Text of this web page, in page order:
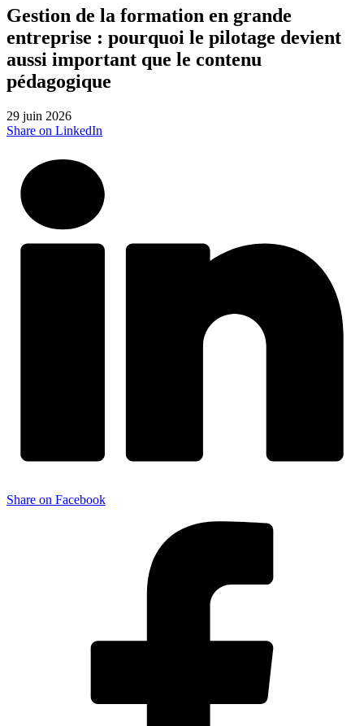
Gestion de la formation en grande
entreprise : pourquoi le pilotage devient
aussi important que le contenu
pédagogique
29 juin 2026
Share on LinkedIn
Share on Facebook